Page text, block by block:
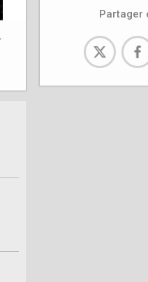
Partager